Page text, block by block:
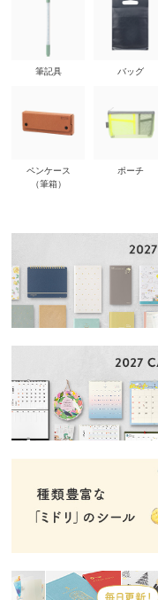
筆記具
ペンケース
（筆箱）
バッグ
ポーチ